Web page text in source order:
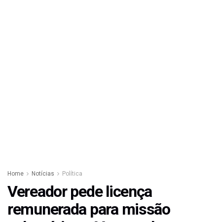
Home Notícias Política
Vereador pede licença
remunerada para missão